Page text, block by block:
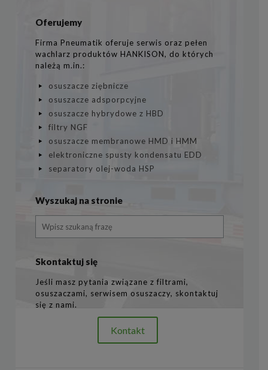
Oferujemy
Firma Pneumatik oferuje serwis oraz pełen
wachlarz produktów HANKISON, do których
należą m.in.:
osuszacze ziębnicze
osuszacze adsporpcyjne
osuszacze hybrydowe z HBD
filtry NGF
osuszacze membranowe HMD i HMM
elektroniczne spusty kondensatu EDD
separatory olej-woda HSP
Wyszukaj na stronie
Skontaktuj się
Jeśli masz pytania związane z filtrami,
osuszaczami, serwisem osuszaczy, skontaktuj
się z nami.
Kontakt